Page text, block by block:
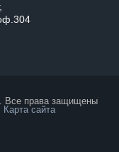
Все права защищены
Карта сайта